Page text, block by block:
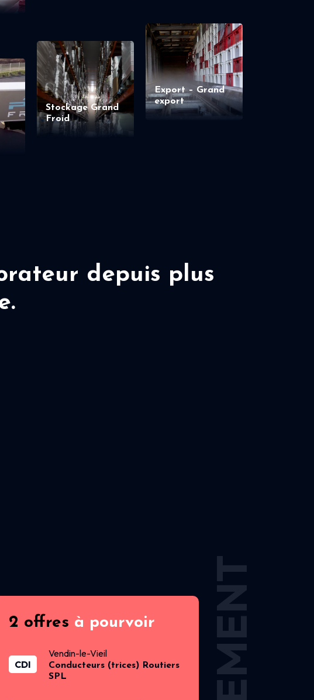
Stockage Grand
Froid
Export – Grand
export
depuis plus
2 offres à pourvoir
CDI
Vendin-le-Vieil
Conducteurs (trices) Routiers
SPL